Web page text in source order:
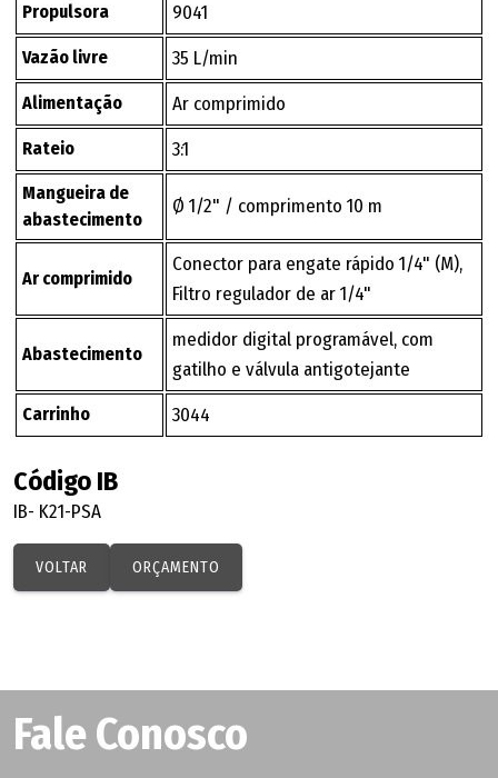
Propulsora 9041
Vazão livre 35 L/min
Alimentação Ar comprimido
Rateio 3:1
Mangueira de
abastecimento
Ø 1/2" / comprimento 10 m
Ar comprimido
Conector para engate rápido 1/4" (M),
Filtro regulador de ar 1/4"
Abastecimento
medidor digital programável, com
gatilho e válvula antigotejante
Carrinho 3044
Código IB
IB- K21-PSA
VOLTAR ORÇAMENTO
Fale Conosco